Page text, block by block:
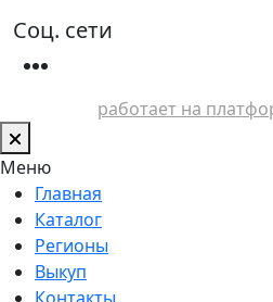
Соц. сети
работает на
Меню
Главная
Каталог
Регионы
Выкуп